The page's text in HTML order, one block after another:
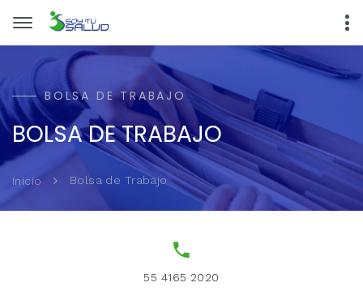
BOLSA DE TRABAJO
BOLSA DE TRABAJO
Inicio Bolsa de Trabajo
55 4165 2020